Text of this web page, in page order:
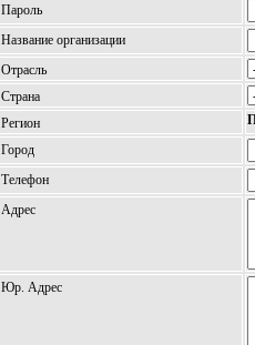
Пароль
Название организации
Отрасль
Страна
Регион
Город
Телефон
Адрес
Юр. Адрес